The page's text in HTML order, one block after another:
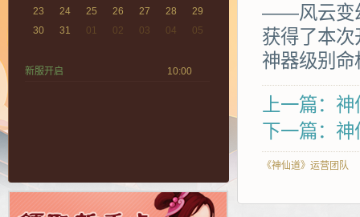
23
24 25 26 27 28
29
30
31 01 02 03 04 05
新服开启 10:00
——风云变
获得了本
神器级别
上一篇：
下一篇：
《神仙道》运营团队